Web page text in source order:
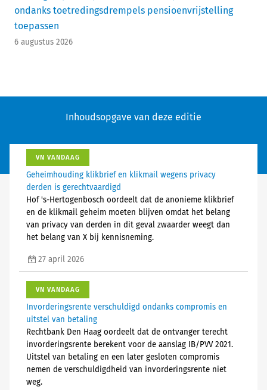
ondanks toetredingsdrempels pensioenvrijstelling
toepassen
6 augustus 2026
Inhoudsopgave van deze editie
VN VANDAAG
Geheimhouding klikbrief en klikmail wegens privacy
derden is gerechtvaardigd
Hof 's-Hertogenbosch oordeelt dat de anonieme klikbrief
en de klikmail geheim moeten blijven omdat het belang
van privacy van derden in dit geval zwaarder weegt dan
het belang van X bij kennisneming.
27 april 2026
VN VANDAAG
Invorderingsrente verschuldigd ondanks compromis en
uitstel van betaling
Rechtbank Den Haag oordeelt dat de ontvanger terecht
invorderingsrente berekent voor de aanslag IB/PVV 2021.
Uitstel van betaling en een later gesloten compromis
nemen de verschuldigdheid van invorderingsrente niet
weg.